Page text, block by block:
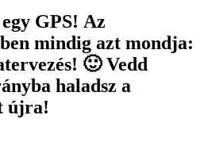
GPS! Az
mindig azt mondja:
🙂 Vedd
haladsz a
újra!